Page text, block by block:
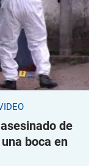
de
boca en